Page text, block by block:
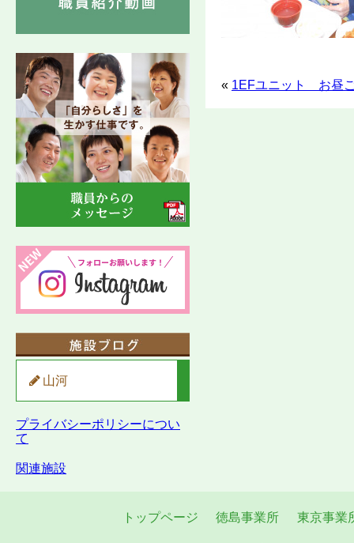
« 1EFユニット お昼
山河
プライバシーポリシーについ
て
関連施設
トップページ 徳島事業所 東京事業